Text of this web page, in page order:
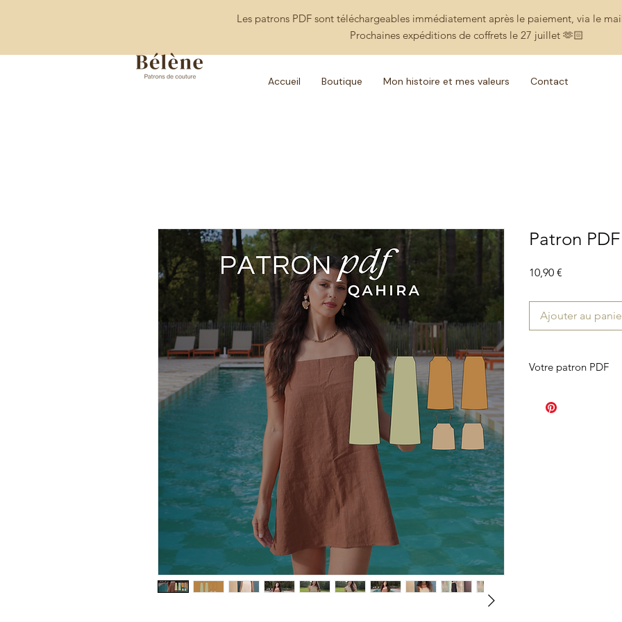
Les patrons PDF sont téléchargeables immédiatement après le paiement, via le
Prochaines expéditions de coffrets le 27 juillet 🫶🏻
Accueil Boutique Mon histoire et mes valeurs Contact
Patron
10,90 €
Ajouter au
Votre patron PDF
est valable 30